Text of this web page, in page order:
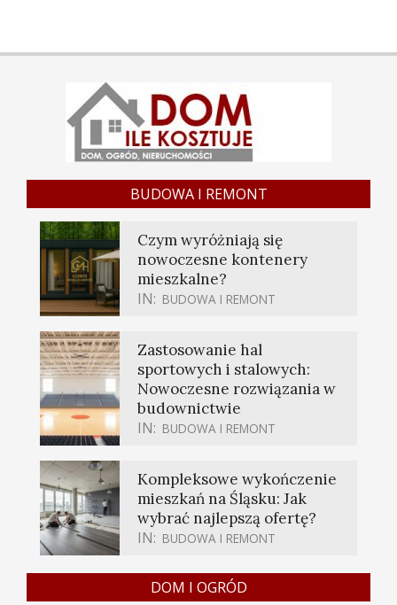
BUDOWA I REMONT
Czym wyróżniają się
nowoczesne kontenery
mieszkalne?
IN: BUDOWA I REMONT
Zastosowanie hal
sportowych i stalowych:
Nowoczesne rozwiązania w
budownictwie
IN: BUDOWA I REMONT
Kompleksowe wykończenie
mieszkań na Śląsku: Jak
wybrać najlepszą ofertę?
IN: BUDOWA I REMONT
DOM I OGRÓD